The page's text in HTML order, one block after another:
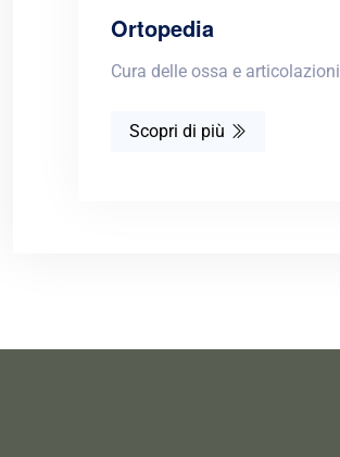
Ortopedia
Cura delle ossa e articolazioni
Scopri di più